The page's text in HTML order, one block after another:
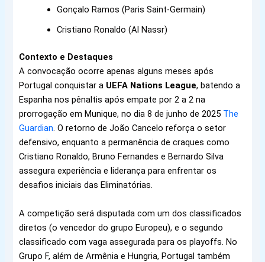
Gonçalo Ramos (Paris Saint-Germain)
Cristiano Ronaldo (Al Nassr)
Contexto e Destaques
A convocação ocorre apenas alguns meses após
Portugal conquistar a UEFA Nations League, batendo a
Espanha nos pênaltis após empate por 2 a 2 na
prorrogação em Munique, no dia 8 de junho de 2025 The
Guardian. O retorno de João Cancelo reforça o setor
defensivo, enquanto a permanência de craques como
Cristiano Ronaldo, Bruno Fernandes e Bernardo Silva
assegura experiência e liderança para enfrentar os
desafios iniciais das Eliminatórias.
A competição será disputada com um dos classificados
diretos (o vencedor do grupo Europeu), e o segundo
classificado com vaga assegurada para os playoffs. No
Grupo F, além de Armênia e Hungria, Portugal também